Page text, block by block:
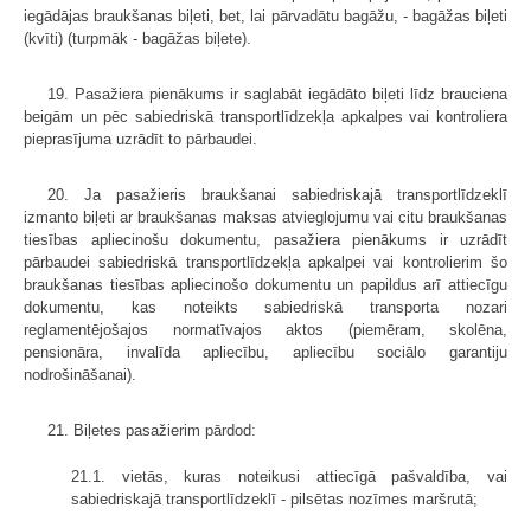
iegādājas braukšanas biļeti, bet, lai pārvadātu bagāžu, - bagāžas biļeti
(kvīti) (turpmāk - bagāžas biļete).
19. Pasažiera pienākums ir saglabāt iegādāto biļeti līdz brauciena
beigām un pēc sabiedriskā transportlīdzekļa apkalpes vai kontroliera
pieprasījuma uzrādīt to pārbaudei.
20. Ja pasažieris braukšanai sabiedriskajā transportlīdzeklī
izmanto biļeti ar braukšanas maksas atvieglojumu vai citu braukšanas
tiesības apliecinošu dokumentu, pasažiera pienākums ir uzrādīt
pārbaudei sabiedriskā transport­līdzekļa apkalpei vai kontrolierim šo
braukšanas tiesības apliecinošo dokumentu un papildus arī attiecīgu
dokumentu, kas noteikts sabiedriskā transporta nozari
reglamentējošajos normatīvajos aktos (piemēram, skolēna,
pensionāra, invalīda apliecību, apliecību sociālo garantiju
nodrošināšanai).
21. Biļetes pasažierim pārdod:
21.1. vietās, kuras noteikusi attiecīgā pašvaldība, vai
sabiedriskajā transportlīdzeklī - pilsētas nozīmes maršrutā;